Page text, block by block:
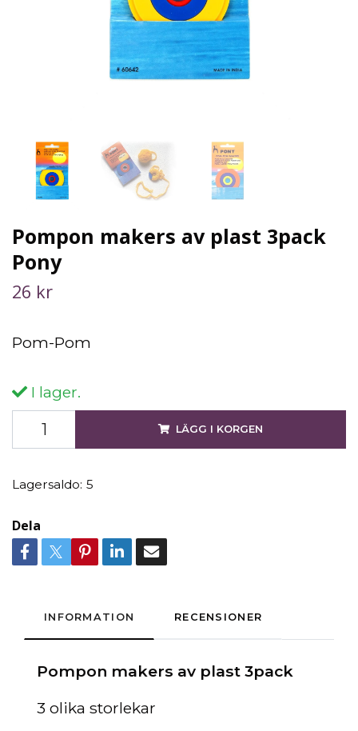
Pompon makers av plast 3pack
Pony
26 kr
Pom-Pom
I lager.
LÄGG I KORGEN
Lagersaldo: 5
Dela
INFORMATION RECENSIONER
Pompon makers av plast 3pack
3 olika storlekar